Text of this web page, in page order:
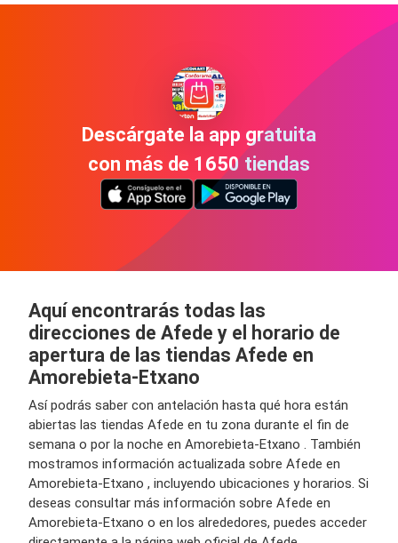
Descárgate la app gratuita
con más de 1650 tiendas
Aquí encontrarás todas las
direcciones de Afede y el horario de
apertura de las tiendas Afede en
Amorebieta-Etxano
Así podrás saber con antelación hasta qué hora están
abiertas las tiendas Afede en tu zona durante el fin de
semana o por la noche en Amorebieta-Etxano . También
mostramos información actualizada sobre Afede en
Amorebieta-Etxano , incluyendo ubicaciones y horarios. Si
deseas consultar más información sobre Afede en
Amorebieta-Etxano o en los alrededores, puedes acceder